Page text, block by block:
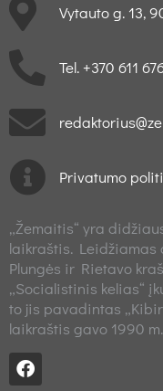
Vytauto g. 13,
Tel. +370 611
Privatumo
„Žemaitis“ yra
laikraštis. Leidžiamas
Plungės ir Rietavo
„Socialistinis kelias“
to jis pavadintas
laikraštis gavo 1990